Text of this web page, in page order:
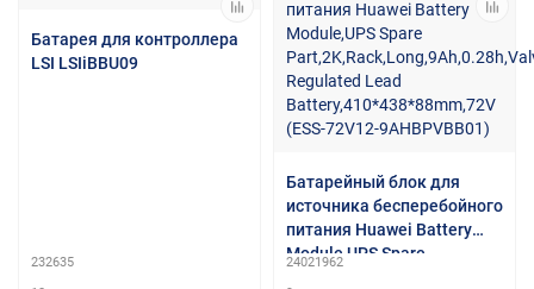
Батарея для контроллера
LSI LSIiBBU09
232635
Батарейный блок для
источника бесперебойного
питания Huawei Battery
Module,UPS Spare
24021962